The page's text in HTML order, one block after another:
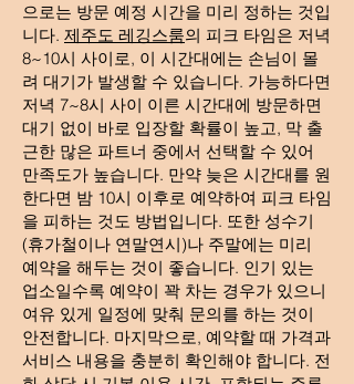
으로는 방문 예정 시간을 미리 정하는 것입
니다. 제주도 레깅스룸의 피크 타임은 저녁
8~10시 사이로, 이 시간대에는 손님이 몰
려 대기가 발생할 수 있습니다. 가능하다면
저녁 7~8시 사이 이른 시간대에 방문하면
대기 없이 바로 입장할 확률이 높고, 막 출
근한 많은 파트너 중에서 선택할 수 있어
만족도가 높습니다. 만약 늦은 시간대를 원
한다면 밤 10시 이후로 예약하여 피크 타임
을 피하는 것도 방법입니다. 또한 성수기
(휴가철이나 연말연시)나 주말에는 미리
예약을 해두는 것이 좋습니다. 인기 있는
업소일수록 예약이 꽉 차는 경우가 있으니
여유 있게 일정에 맞춰 문의를 하는 것이
안전합니다. 마지막으로, 예약할 때 가격과
서비스 내용을 충분히 확인해야 합니다. 전